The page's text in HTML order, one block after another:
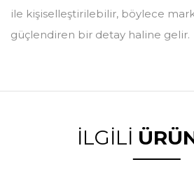
ile kişiselleştirilebilir, böylece
güçlendiren bir detay haline gelir.
İLGİLİ